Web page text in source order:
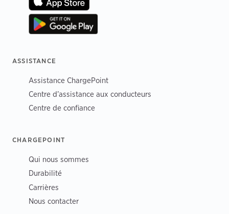
ASSISTANCE
Assistance ChargePoint
Centre d’assistance aux conducteurs
Centre de confiance
CHARGEPOINT
Qui nous sommes
Durabilité
Carrières
Nous contacter